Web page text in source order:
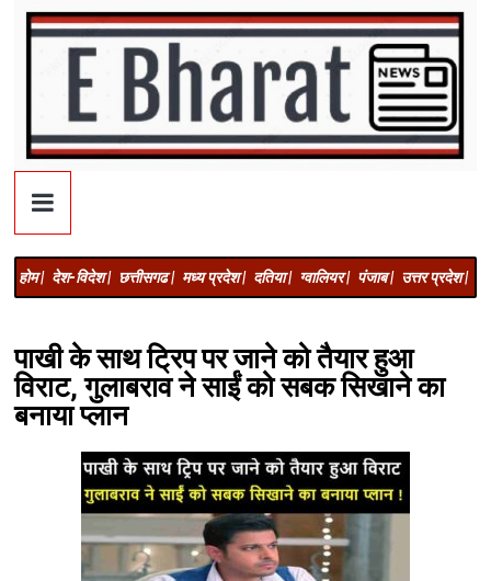
होम | देश-विदेश | छत्तीसगढ | मध्य प्रदेश | दतिया | ग्वालियर | पंजाब | उत्तर प्रदेश |
पाखी के साथ ट्रिप पर जाने को तैयार हुआ
विराट, गुलाबराव ने साईं को सबक सिखाने का
बनाया प्लान